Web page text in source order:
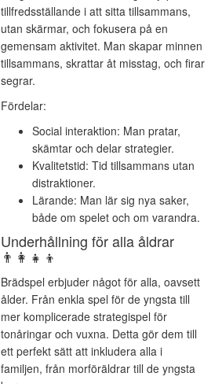
tillfredsställande i att sitta tillsammans,
utan skärmar, och fokusera på en
gemensam aktivitet. Man skapar minnen
tillsammans, skrattar åt misstag, och firar
segrar.
Fördelar:
Social interaktion: Man pratar,
skämtar och delar strategier.
Kvalitetstid: Tid tillsammans utan
distraktioner.
Lärande: Man lär sig nya saker,
både om spelet och om varandra.
Underhållning för alla åldrar
👨‍👩‍👧‍👦
Brädspel erbjuder något för alla, oavsett
ålder. Från enkla spel för de yngsta till
mer komplicerade strategispel för
tonåringar och vuxna. Detta gör dem till
ett perfekt sätt att inkludera alla i
familjen, från morföräldrar till de yngsta